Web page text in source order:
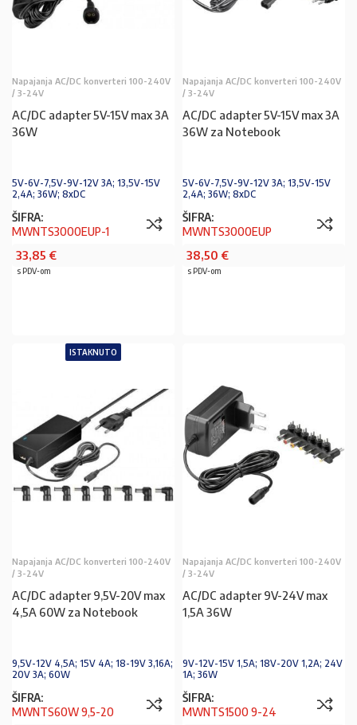
Napajanja AC/DC konverteri 100-240V
/ 3-24V
AC/DC adapter 5V-15V max 3A
36W
5V-6V-7,5V-9V-12V 3A; 13,5V-15V
2,4A; 36W; 8xDC
ŠIFRA:
MWNTS3000EUP-1
33,85 €
s PDV-om
Napajanja AC/DC konverteri 100-240V
/ 3-24V
AC/DC adapter 5V-15V max 3A
36W za Notebook
5V-6V-7,5V-9V-12V 3A; 13,5V-15V
2,4A; 36W; 8xDC
ŠIFRA:
MWNTS3000EUP
38,50 €
s PDV-om
ISTAKNUTO
Napajanja AC/DC konverteri 100-240V
/ 3-24V
AC/DC adapter 9,5V-20V max
4,5A 60W za Notebook
9,5V-12V 4,5A; 15V 4A; 18-19V 3,16A;
20V 3A; 60W
ŠIFRA:
MWNTS60W 9,5-20
Napajanja AC/DC konverteri 100-240V
/ 3-24V
AC/DC adapter 9V-24V max
1,5A 36W
9V-12V-15V 1,5A; 18V-20V 1,2A; 24V
1A; 36W
ŠIFRA:
MWNTS1500 9-24